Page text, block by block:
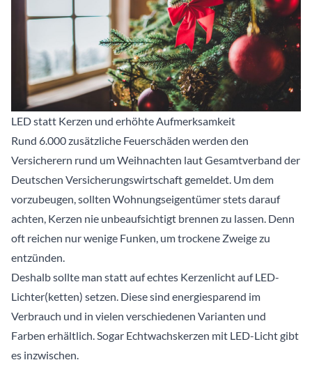
LED statt Kerzen und erhöhte Aufmerksamkeit
Rund 6.000 zusätzliche Feuerschäden werden den
Versicherern rund um Weihnachten laut Gesamtverband der
Deutschen Versicherungswirtschaft gemeldet. Um dem
vorzubeugen, sollten Wohnungseigentümer stets darauf
achten, Kerzen nie unbeaufsichtigt brennen zu lassen. Denn
oft reichen nur wenige Funken, um trockene Zweige zu
entzünden.
Deshalb sollte man statt auf echtes Kerzenlicht auf LED-
Lichter(ketten) setzen. Diese sind energiesparend im
Verbrauch und in vielen verschiedenen Varianten und
Farben erhältlich. Sogar Echtwachskerzen mit LED-Licht gibt
es inzwischen.